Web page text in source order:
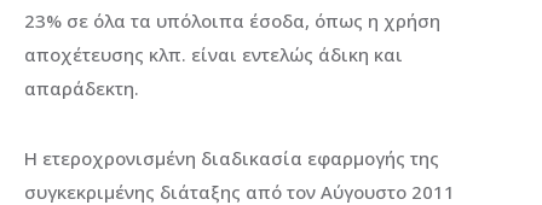
23% σε όλα τα υπόλοιπα έσοδα, όπως η χρήση
αποχέτευσης κλπ. είναι εντελώς άδικη και
απαράδεκτη.
Η ετεροχρονισμένη διαδικασία εφαρμογής της
συγκεκριμένης διάταξης από τον Αύγουστο 2011